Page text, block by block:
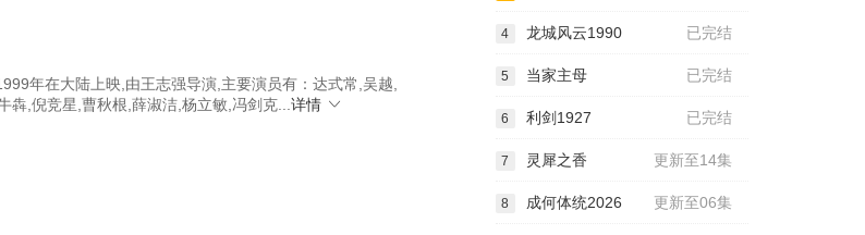
年在大陆上映,由王志强导演,主要演员有：达式常,吴越,
犇,倪竞星,曹秋根,薛淑洁,杨立敏,冯剑克... 详情
已完结
4 龙城风云1990
已完结
5 当家主母
已完结
6 利剑1927
更新至14集
7 灵犀之香
更新至06集
8 成何体统2026